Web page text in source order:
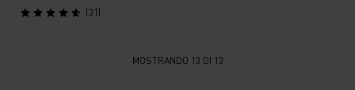
(31)
MOSTRANDO 13 DI 13